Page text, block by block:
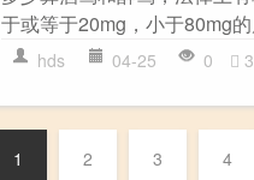
于或等于20mg，小于80mg
hds 04-25 0
1 2 3 4